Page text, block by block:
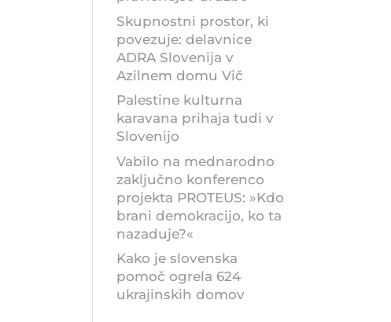
Skupnostni prostor, ki
povezuje: delavnice
ADRA Slovenija v
Azilnem domu Vič
Palestine kulturna
karavana prihaja tudi v
Slovenijo
Vabilo na mednarodno
zaključno konferenco
projekta PROTEUS: »Kdo
brani demokracijo, ko ta
nazaduje?«
Kako je slovenska
pomoč ogrela 624
ukrajinskih domov